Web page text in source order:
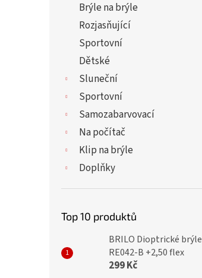
Brýle na brýle
Rozjasňující
Sportovní
Dětské
Sluneční
Sportovní
Samozabarvovací
Na počítač
Klip na brýle
Doplňky
Top 10 produktů
BRILO Dioptrické brýle
RE042-B +2,50 flex
299 Kč